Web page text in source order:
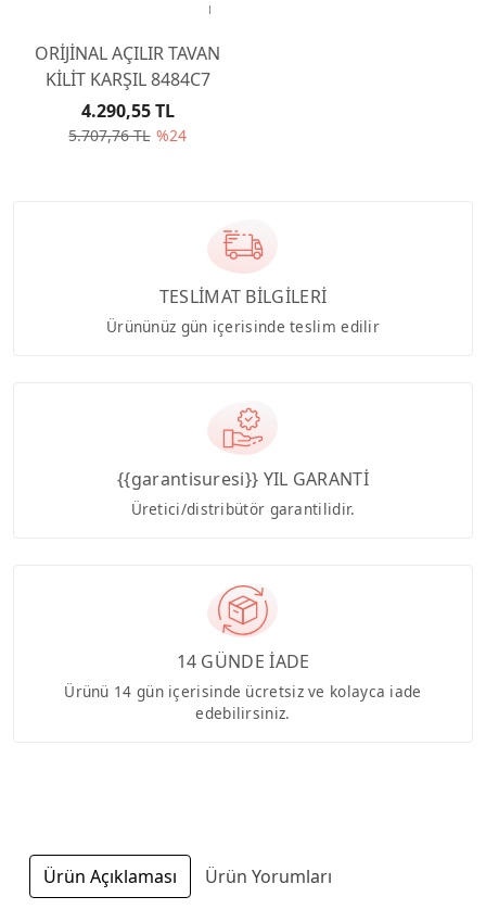
ORİJİNAL AÇILIR TAVAN
KİLİT KARŞIL 8484C7
5.707,76 TL %24
4.290,55 TL
TESLİMAT BİLGİLERİ
Ürününüz gün içerisinde teslim edilir
{{garantisuresi}} YIL GARANTİ
Üretici/distribütör garantilidir.
14 GÜNDE İADE
Ürünü 14 gün içerisinde ücretsiz ve kolayca iade
edebilirsiniz.
Ürün Açıklaması Ürün Yorumları